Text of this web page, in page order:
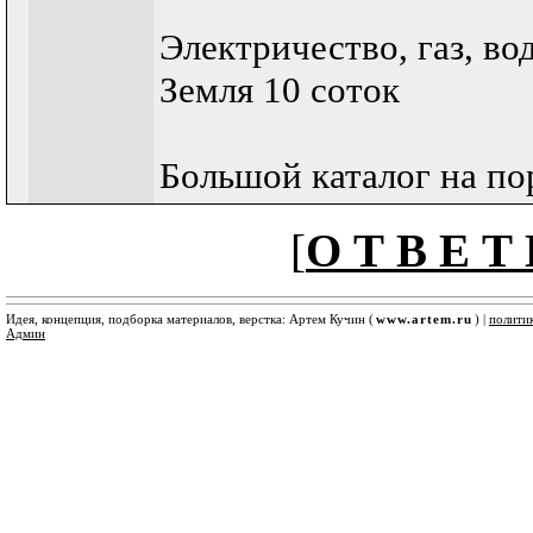
Электричество, газ,
Земля 10 соток
Большой каталог на
[О Т В Е Т
Идея, концепция, подборка материалов, верстка: Артем Кучин (www.artem.ru ) |
Админ